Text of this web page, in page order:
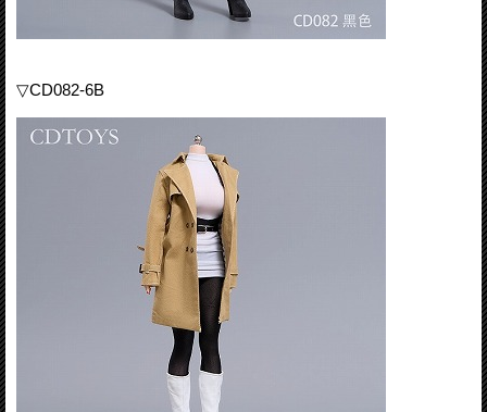
▽CD082-6B